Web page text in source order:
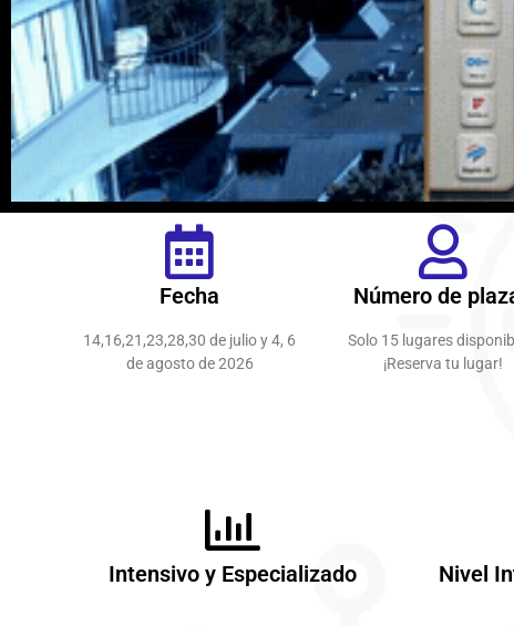
Fecha
14,16,21,23,28,30 de julio y 4, 6
de agosto de 2026
Número de
Solo 15 lugares
¡Reserva tu lugar!
Intensivo y Especializado Nivel